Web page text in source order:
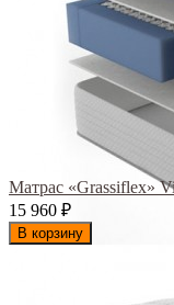
Матрас «Grassiflex»
15 960 ₽
В корзину